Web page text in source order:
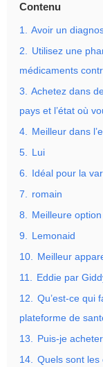
Contenu
1. Avoir un
2. Utilisez une
médicaments
3. Achetez dans
pays et l’état où
4. Meilleur dans
5. Lui
6.
Idéal pour la
7. romain
8. Meilleure
9. Lemonaid
10. Meilleur
11. Eddie par
12. Qu’est-ce qui
plateforme de
13. Puis-je
14. Quels sont les